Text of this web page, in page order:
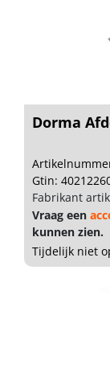
Dorma
Gtin:
Fabrikant
Vraag een
kunnen zien.
Tijdelijk niet